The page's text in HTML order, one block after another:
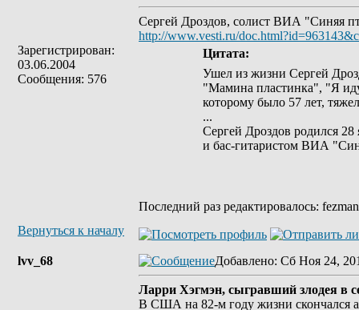
Зарегистрирован:
03.06.2004
Сообщения: 576
Сергей Дроздов, солист ВИА "Синяя
http://www.vesti.ru/
Цитата:
Ушел из жизни Сергей
"Мамина пластинка", "Я
которому было 57 лет,
...
Сергей Дроздов родился
и бас-гитаристом ВИА
Последний раз редактировалось:
Вернуться к началу
lvv_68 Добавлено: Сб Ноя 24,
Ларри Хэгмэн, сыгравший злодея в
В США на 82-м году жизни скончался